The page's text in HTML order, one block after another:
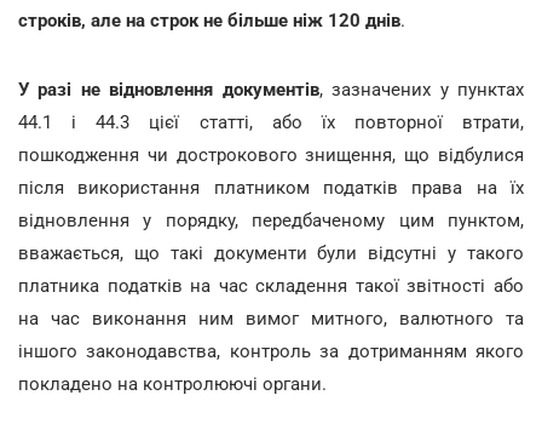
строків, але на строк не більше ніж 120 днів.
У разі не відновлення документів, зазначених у пунктах
44.1 і 44.3 цієї статті, або їх повторної втрати,
пошкодження чи дострокового знищення, що відбулися
після використання платником податків права на їх
відновлення у порядку, передбаченому цим пунктом,
вважається, що такі документи були відсутні у такого
платника податків на час складення такої звітності або
на час виконання ним вимог митного, валютного та
іншого законодавства, контроль за дотриманням якого
покладено на контролюючі органи.